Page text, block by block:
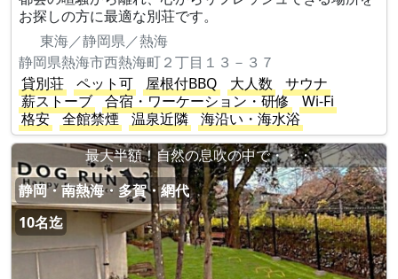
お探しの方に最適な別荘です。
東海／静岡県／熱海
静岡県熱海市西熱海町２丁目１３－３７
貸別荘
ペット可 屋根付BBQ 大人数
サウナ
薪ストーブ
合宿・ワーケーション・研修
Wi-Fi
格安
全館禁煙 温泉近隣
海沿い・海水浴
最大半額！自然の息吹の中で・・・
静岡・南熱海・多賀・網代
10名迄